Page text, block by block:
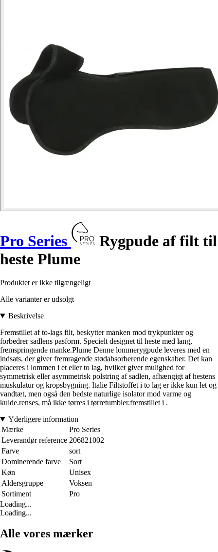
Pro Series
Rygpude af filt til
heste Plume
Produktet er ikke tilgængeligt
Alle varianter er udsolgt
Beskrivelse
Fremstillet af to-lags filt, beskytter manken mod trykpunkter og
forbedrer sadlens pasform. Specielt designet til heste med lang,
fremspringende manke.Plume Denne lommerygpude leveres med en
indsats, der giver fremragende stødabsorberende egenskaber. Det kan
placeres i lommen i et eller to lag, hvilket giver mulighed for
symmetrisk eller asymmetrisk polstring af sadlen, afhængigt af hestens
muskulatur og kropsbygning. Italie Filtstoffet i to lag er ikke kun let og
vandtæt, men også den bedste naturlige isolator mod varme og
kulde.renses, må ikke tørres i tørretumbler.fremstillet i .
Yderligere information
Mærke
Pro Series
Leverandør reference 206821002
Farve
sort
Dominerende farve
Sort
Køn
Unisex
Aldersgruppe
Voksen
Sortiment
Pro
Loading...
Loading...
Alle vores mærker